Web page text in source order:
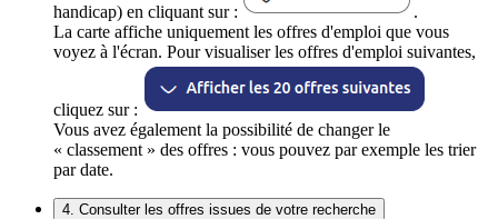
handicap) en cliquant sur :
.
La carte affiche uniquement les offres d'emploi que vous
voyez à l'écran. Pour visualiser les offres d'emploi suivantes,
cliquez sur :
Vous avez également la possibilité de changer le
« classement » des offres : vous pouvez par exemple les trier
par date.
4. Consulter les offres issues de votre recherche